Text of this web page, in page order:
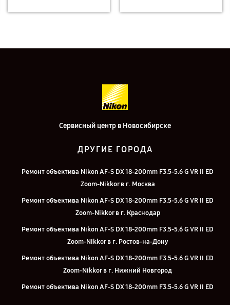
Сервисный центр в Новосибирске
ДРУГИЕ ГОРОДА
Ремонт объектива Nikon AF-S DX 18-200mm F3.5-5.6 G VR II ED
Zoom-Nikkor в г. Москва
Ремонт объектива Nikon AF-S DX 18-200mm F3.5-5.6 G VR II ED
Zoom-Nikkor в г. Краснодар
Ремонт объектива Nikon AF-S DX 18-200mm F3.5-5.6 G VR II ED
Zoom-Nikkor в г. Ростов-на-Дону
Ремонт объектива Nikon AF-S DX 18-200mm F3.5-5.6 G VR II ED
Zoom-Nikkor в г. Нижний Новгород
Ремонт объектива Nikon AF-S DX 18-200mm F3.5-5.6 G VR II ED